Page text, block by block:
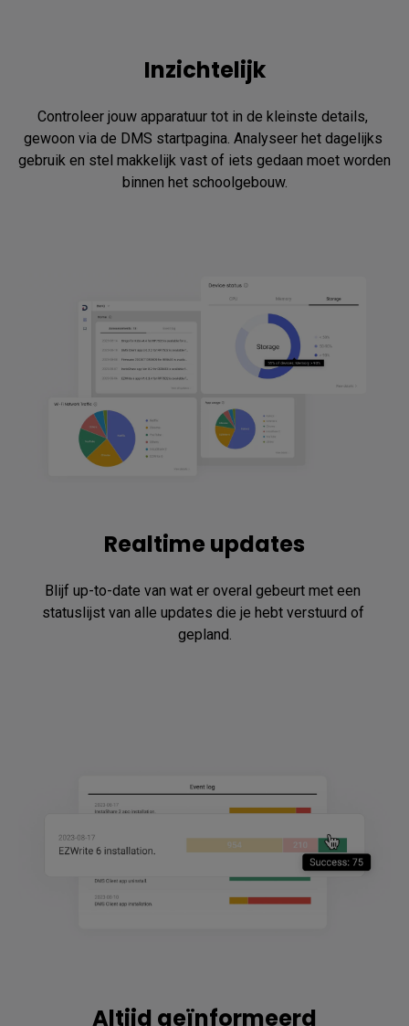
Inzichtelijk
Controleer jouw apparatuur tot in de kleinste details,
gewoon via de DMS startpagina. Analyseer het dagelijks
gebruik en stel makkelijk vast of iets gedaan moet worden
binnen het schoolgebouw.
Realtime updates
Blijf up-to-date van wat er overal gebeurt met een
statuslijst van alle updates die je hebt verstuurd of
gepland.
Altijd geïnformeerd